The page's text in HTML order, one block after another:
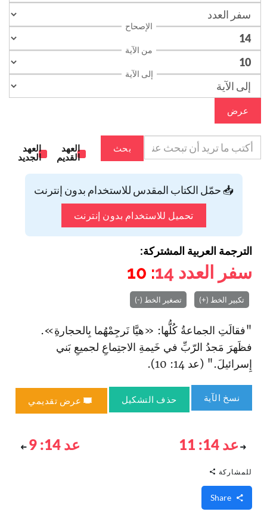
الإصحاح
من الآية
إلى الآية
عرض
بحث
العهد
القديم
العهد
الجديد
📥 حمّل الكتاب المقدس للاستخدام بدون إنترنت
تحميل للاستخدام بدون إنترنت
الترجمة العربية المشتركة:
سفر العدد 14
: 10
تكبير الخط (+) تصغير الخط (-)
"فقالَتِ الجماعةُ كُلُّها: «هيَّا نَرجِمْهُما بِالحجارةِ».
فظَهرَ مَجدُ الرّبِّ في خَيمةِ الاجتِماعِ لجميعِ بَني
إِسرائيلَ." (عد 14: 10).
نسخ الآية حذف التشكيل عرض تقديمي
عد 14: 11 عد 14: 9
للمشاركة